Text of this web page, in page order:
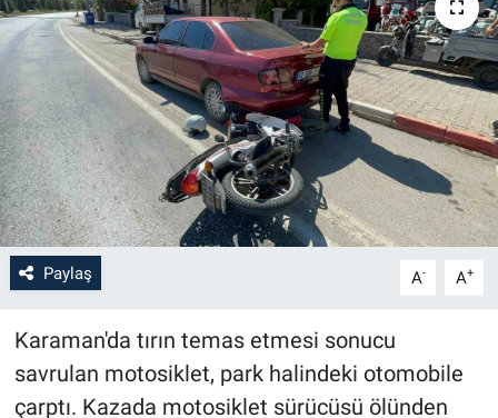
Paylaş A- A+
Karaman'da tırın temas etmesi sonucu
savrulan motosiklet, park halindeki otomobile
çarptı. Kazada motosiklet sürücüsü ölünden